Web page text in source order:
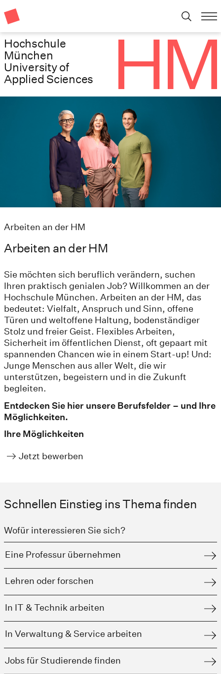
Hochschule
München
University of
Applied Sciences
Arbeiten an der HM
Arbeiten an der HM
Sie möchten sich beruflich verändern, suchen
Ihren praktisch genialen Job? Willkommen an der
Hochschule München. Arbeiten an der HM, das
bedeutet: Vielfalt, Anspruch und Sinn, offene
Türen und weltoffene Haltung, bodenständiger
Stolz und freier Geist. Flexibles Arbeiten,
Sicherheit im öffentlichen Dienst, oft gepaart mit
spannenden Chancen wie in einem Start-up! Und:
Junge Menschen aus aller Welt, die wir
unterstützen, begeistern und in die Zukunft
begleiten.
Entdecken Sie hier unsere Berufsfelder – und Ihre
Möglichkeiten.
Ihre Möglichkeiten
Jetzt bewerben
Schnellen Einstieg ins Thema finden
Wofür interessieren Sie sich?
Eine Professur übernehmen
Lehren oder forschen
In IT & Technik arbeiten
In Verwaltung & Service arbeiten
Jobs für Studierende finden